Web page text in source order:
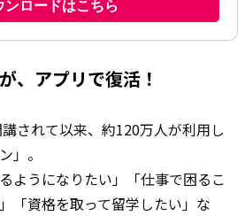
、アプリで復活！
されて以来、約120万人が利用し
」。
ようになりたい」「仕事で困るこ
「資格を取って留学したい」な